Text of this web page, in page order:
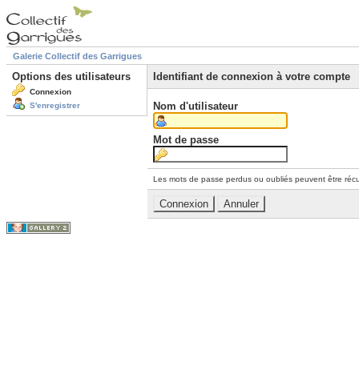
Galerie Collectif des Garrigues
Options des utilisateurs
Connexion
S'enregistrer
Identifiant de connexion à votre compte
Nom d'utilisateur
Mot de passe
Les mots de passe perdus ou oubliés peuvent être